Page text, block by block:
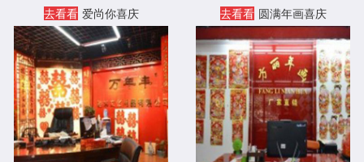
去看看 爱尚你喜庆
去看看 圆满年画喜庆